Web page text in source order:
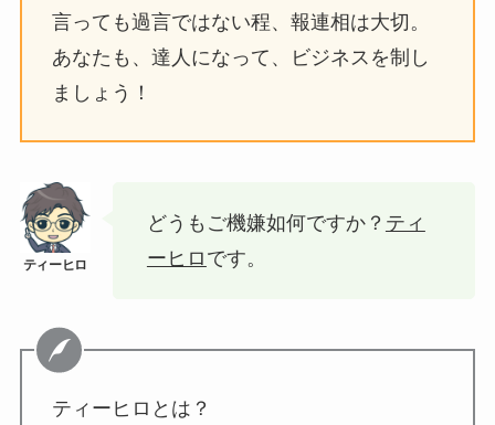
言っても過言ではない程、報連相は大切。
あなたも、達人になって、ビジネスを制し
ましょう！
どうもご機嫌如何ですか？ ティ
ーヒロ です。
ティーヒロとは？